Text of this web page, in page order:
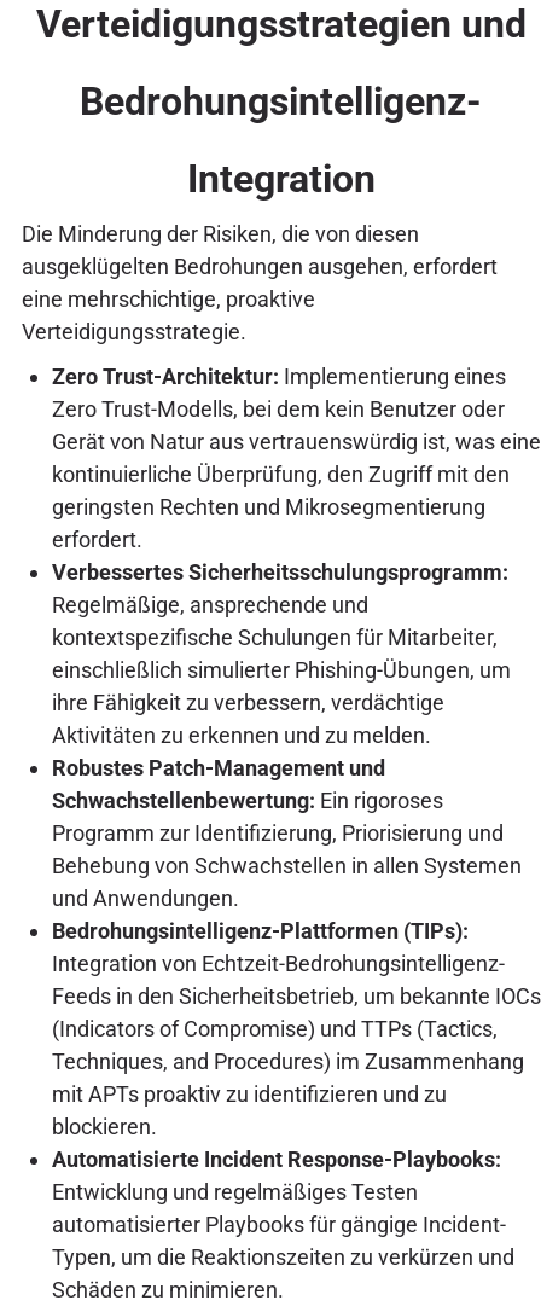
Verteidigungsstrategien und
Bedrohungsintelligenz-
Integration
Die Minderung der Risiken, die von diesen
ausgeklügelten Bedrohungen ausgehen, erfordert
eine mehrschichtige, proaktive
Verteidigungsstrategie.
Zero Trust-Architektur: Implementierung eines
Zero Trust-Modells, bei dem kein Benutzer oder
Gerät von Natur aus vertrauenswürdig ist, was eine
kontinuierliche Überprüfung, den Zugriff mit den
geringsten Rechten und Mikrosegmentierung
erfordert.
Verbessertes Sicherheitsschulungsprogramm:
Regelmäßige, ansprechende und
kontextspezifische Schulungen für Mitarbeiter,
einschließlich simulierter Phishing-Übungen, um
ihre Fähigkeit zu verbessern, verdächtige
Aktivitäten zu erkennen und zu melden.
Robustes Patch-Management und
Schwachstellenbewertung: Ein rigoroses
Programm zur Identifizierung, Priorisierung und
Behebung von Schwachstellen in allen Systemen
und Anwendungen.
Bedrohungsintelligenz-Plattformen (TIPs):
Integration von Echtzeit-Bedrohungsintelligenz-
Feeds in den Sicherheitsbetrieb, um bekannte IOCs
(Indicators of Compromise) und TTPs (Tactics,
Techniques, and Procedures) im Zusammenhang
mit APTs proaktiv zu identifizieren und zu
blockieren.
Automatisierte Incident Response-Playbooks:
Entwicklung und regelmäßiges Testen
automatisierter Playbooks für gängige Incident-
Typen, um die Reaktionszeiten zu verkürzen und
Schäden zu minimieren.